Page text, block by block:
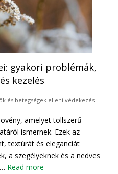
gyakori problémák,
kezelés
és betegségek elleni védekezés
amelyet tollszerű
ismernek. Ezek az
textúrát és eleganciát
a szegélyeknek és a nedves
Read more